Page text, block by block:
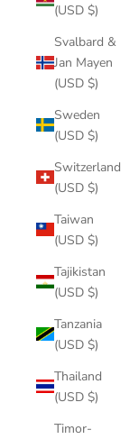
(USD $)
Svalbard &
Jan Mayen
(USD $)
Sweden
(USD $)
Switzerland
(USD $)
Taiwan
(USD $)
Tajikistan
(USD $)
Tanzania
(USD $)
Thailand
(USD $)
Timor-